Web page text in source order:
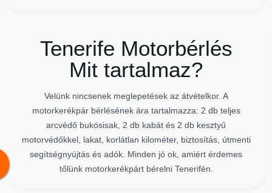
Tenerife Motorbérlés
Mit tartalmaz?
Velünk nincsenek meglepetések az átvételkor. A
motorkerékpár bérlésének ára tartalmazza: 2 db teljes
arcvédő bukósisak, 2 db kabát és 2 db kesztyű
motorvédőkkel, lakat, korlátlan kilométer, biztosítás, útmenti
segítségnyújtás és adók. Minden jó ok, amiért érdemes
tőlünk motorkerékpárt bérelni Tenerifén.